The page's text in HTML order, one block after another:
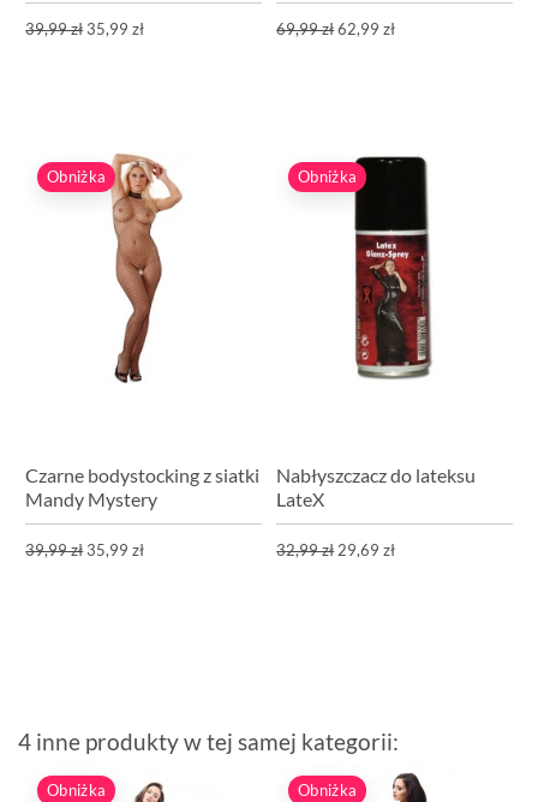
39,99 zł35,99 zł 69,99 zł62,99 zł
Obniżka
Czarne bodystocking z siatki
Mandy Mystery
39,99 zł35,99 zł
Obniżka
Nabłyszczacz do lateksu
LateX
32,99 zł 29,69 zł
4 inne produkty w tej samej kategorii:
Obniżka Obniżka